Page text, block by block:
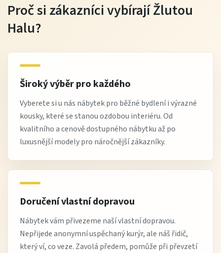
Proč si zákazníci vybírají Žlutou
Halu?
Široký výběr pro každého
Vyberete si u nás nábytek pro běžné bydlení i výrazné
kousky, které se stanou ozdobou interiéru. Od
kvalitního a cenově dostupného nábytku až po
luxusnější modely pro náročnější zákazníky.
Doručení vlastní dopravou
Nábytek vám přivezeme naší vlastní dopravou.
Nepřijede anonymní uspěchaný kurýr, ale náš řidič,
který ví, co veze. Zavolá předem, pomůže při převzetí